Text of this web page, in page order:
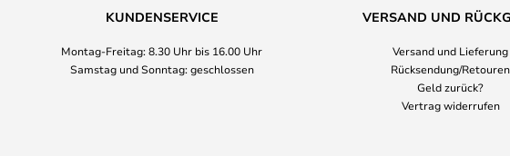
KUNDENSERVICE
Montag-Freitag: 8.30 Uhr bis 16.00 Uhr
Samstag und Sonntag: geschlossen
VERSAND UND
Versand und Lieferung
Rücksendung/Retouren
Geld zurück?
Vertrag widerrufen